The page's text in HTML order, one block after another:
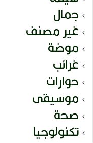
جمال
غير مصنف
موضة
غرائب
حوارات
موسيقى
صحة
تكنولوجيا